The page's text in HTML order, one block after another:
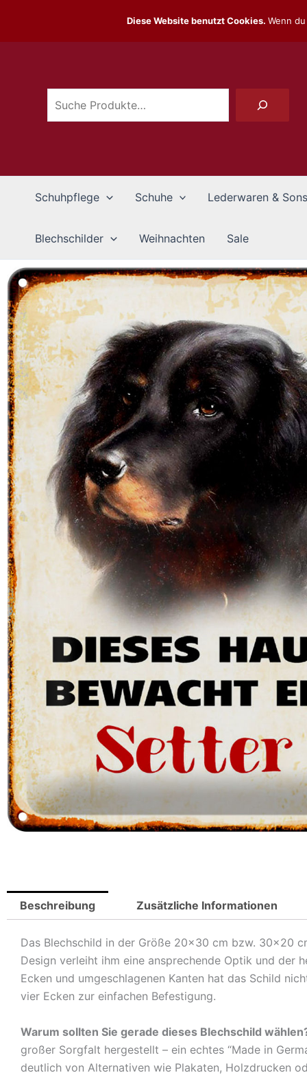
springen Suchen
Schuhpflege Schuhe Lederwaren &
Blechschilder Weihnachten Sale
Beschreibung Zusätzliche Informationen
Das Blechschild in der Größe 20×30 cm bzw. 30×20
Design verleiht ihm eine ansprechende Optik und der
Ecken und umgeschlagenen Kanten hat das Schild
vier Ecken zur einfachen Befestigung.
Warum sollten Sie gerade dieses Blechschild
großer Sorgfalt hergestellt – ein echtes “Made in
deutlich von Alternativen wie Plakaten, Holzdrucken
Diese Website benutzt Cookies. Wenn